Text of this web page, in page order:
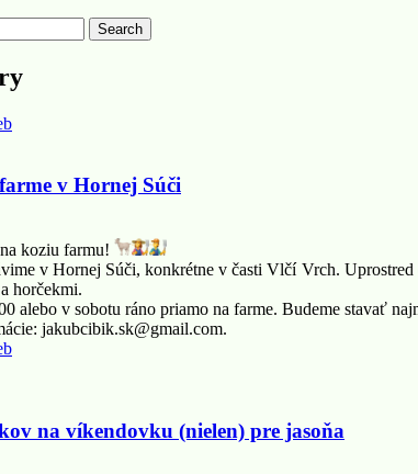
v Hornej Súči
koziu farmu!
v Hornej Súči, konkrétne v časti Vlčí Vrch.
horčekmi.
alebo v sobotu ráno priamo na farme. Budeme stavať
jakubcibik.sk@gmail.com.
na víkendovku (nielen) pre jasoňa